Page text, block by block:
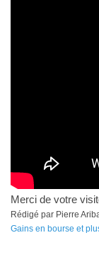
Merci de votre
Rédigé par Pierre
Gains en bourse et